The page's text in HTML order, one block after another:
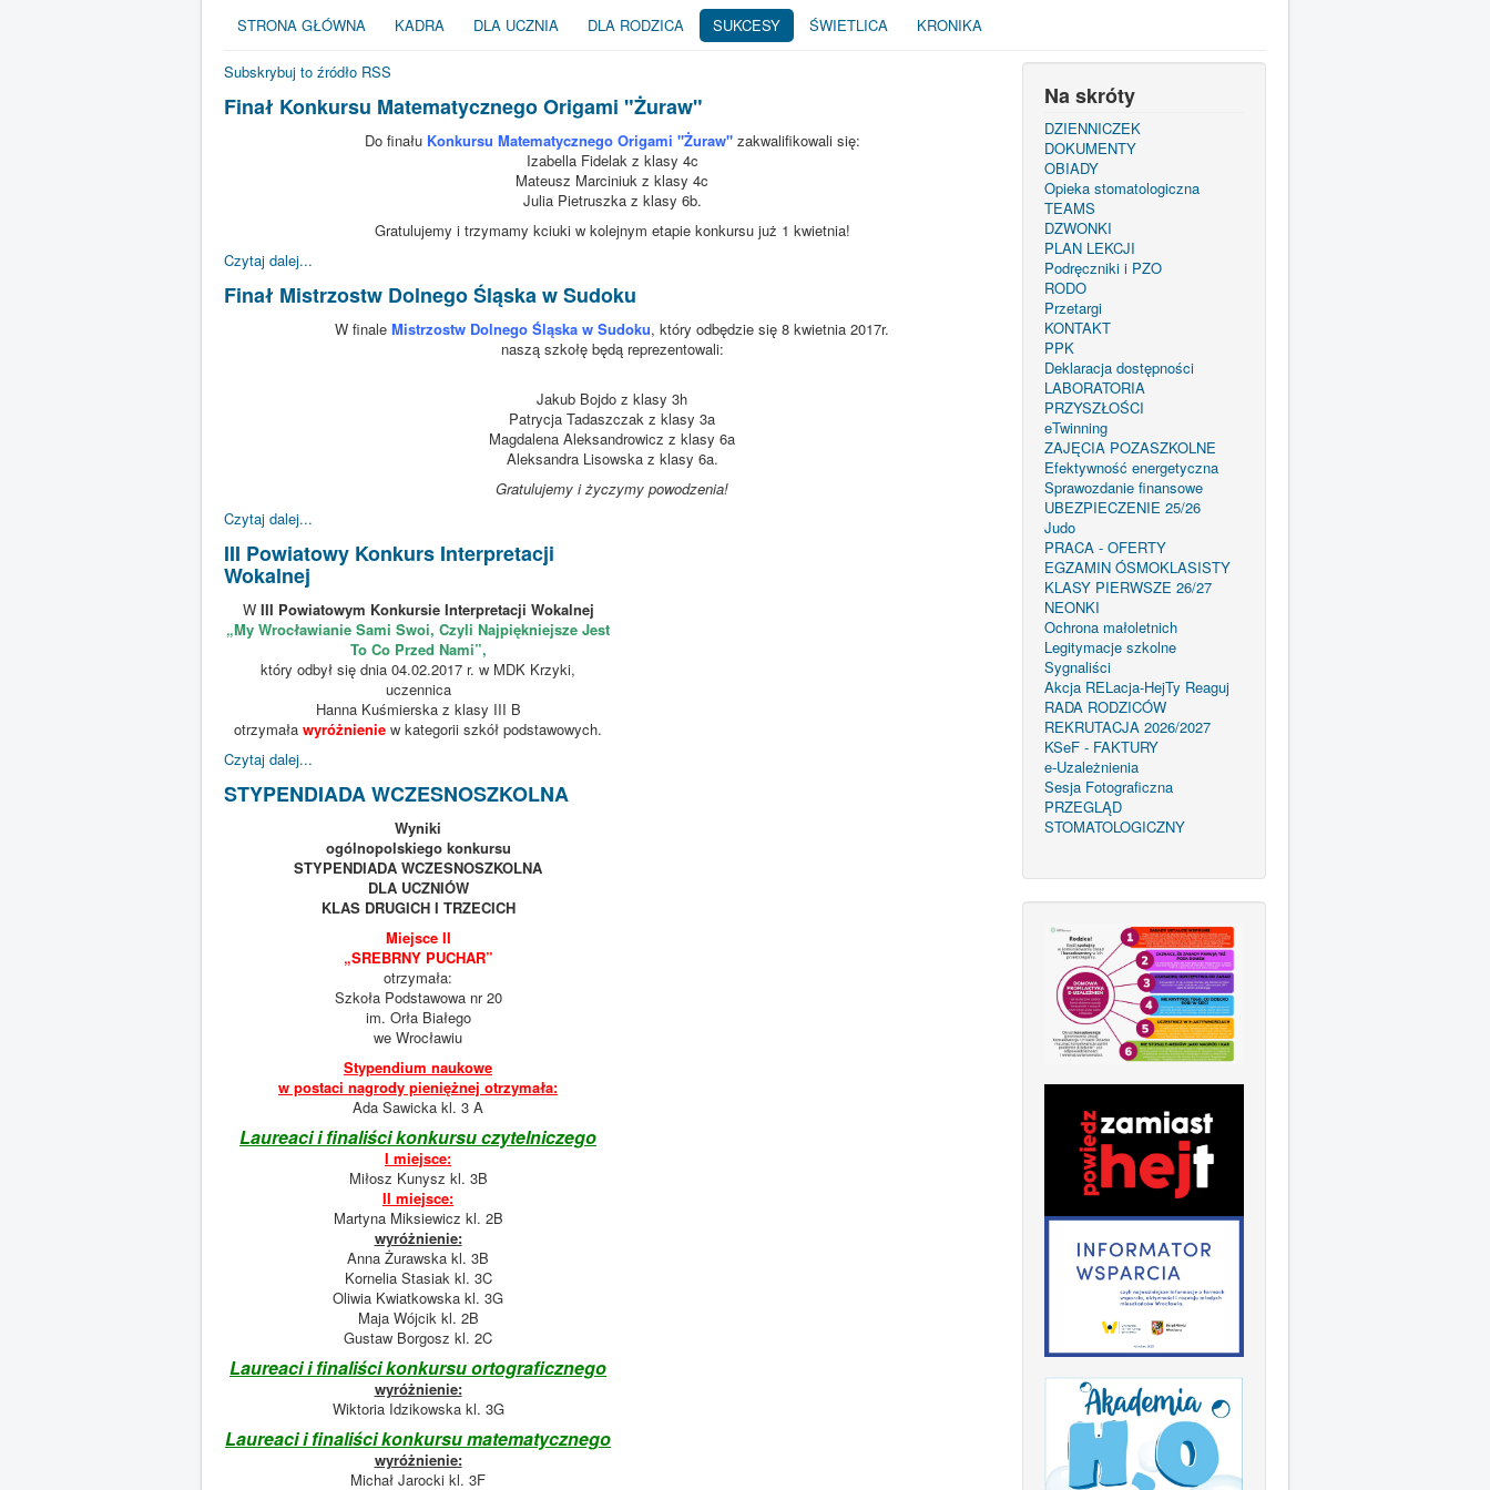
STRONA GŁÓWNA KADRA DLA UCZNIA DLA RODZICA SUKCESY ŚWIETLICA KRONIKA
Subskrybuj to źródło RSS
Finał Konkursu Matematycznego Origami "Żuraw"
Do finału Konkursu Matematycznego Origami "Żuraw"zakwalifikowali się:
Izabella Fidelak z klasy 4c
Mateusz Marciniuk z klasy 4c
Julia Pietruszka z klasy 6b.
Gratulujemy i trzymamy kciuki w kolejnym etapie konkursu już 1 kwietnia!
Czytaj dalej...
Finał Mistrzostw Dolnego Śląska w Sudoku
W finale Mistrzostw Dolnego Śląska w Sudoku, który odbędzie się 8 kwietnia 2017r.
naszą szkołę będą reprezentowali:
Jakub Bojdo z klasy 3h
Patrycja Tadaszczak z klasy 3a
Magdalena Aleksandrowicz z klasy 6a
Aleksandra Lisowska z klasy 6a.
Gratulujemy i życzymy powodzenia!
Czytaj dalej...
III Powiatowy Konkurs Interpretacji
Wokalnej
W III Powiatowym Konkursie Interpretacji Wokalnej
„My Wrocławianie Sami Swoi, Czyli Najpiękniejsze Jest
To Co Przed Nami”,
który odbył się dnia 04.02.2017 r. w MDK Krzyki,
uczennica
Hanna Kuśmierska z klasy III B
otrzymała wyróżnienie w kategorii szkół podstawowych.
Czytaj dalej...
STYPENDIADA WCZESNOSZKOLNA
Wyniki
ogólnopolskiego konkursu
STYPENDIADA WCZESNOSZKOLNA
DLA UCZNIÓW
KLAS DRUGICH I TRZECICH
Miejsce II
„SREBRNY PUCHAR”
otrzymała:
Szkoła Podstawowa nr 20
im. Orła Białego
we Wrocławiu
Stypendium naukowe
w postaci nagrody pieniężnej otrzymała:
Ada Sawicka kl. 3 A
Laureaci i finaliści konkursu czytelniczego
I miejsce:
Miłosz Kunysz kl. 3B
II miejsce:
Martyna Miksiewicz kl. 2B
wyróżnienie:
Anna Żurawska kl. 3B
Kornelia Stasiak kl. 3C
Oliwia Kwiatkowska kl. 3G
Maja Wójcik kl. 2B
Gustaw Borgosz kl. 2C
Laureaci i finaliści konkursu ortograficznego
wyróżnienie:
Wiktoria Idzikowska kl. 3G
Laureaci i finaliści konkursu matematycznego
wyróżnienie:
Michał Jarocki kl. 3F
Na skróty
DZIENNICZEK
DOKUMENTY
OBIADY
Opieka stomatologiczna
TEAMS
DZWONKI
PLAN LEKCJI
Podręczniki i PZO
RODO
Przetargi
KONTAKT
PPK
Deklaracja dostępności
LABORATORIA
PRZYSZŁOŚCI
eTwinning
ZAJĘCIA POZASZKOLNE
Efektywność energetyczna
Sprawozdanie finansowe
UBEZPIECZENIE 25/26
Judo
PRACA - OFERTY
EGZAMIN ÓSMOKLASISTY
KLASY PIERWSZE 26/27
NEONKI
Ochrona małoletnich
Legitymacje szkolne
Sygnaliści
Akcja RELacja-HejTy Reaguj
RADA RODZICÓW
REKRUTACJA 2026/2027
KSeF - FAKTURY
e-Uzależnienia
Sesja Fotograficzna
PRZEGLĄD
STOMATOLOGICZNY